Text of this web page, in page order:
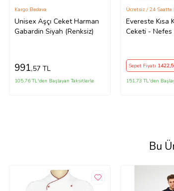
Unisex Aşçı Ceket Harman
Gabardin Siyah (Renksiz)
Kargo Bedava
991,57 TL
105,76 TL'den Başlayan Taksitlerle
Evereste Kısa
Ceketi -
Ücretsiz / 24 Saatte
Sepet Fiyatı 1422
151,73 TL'den
Bu